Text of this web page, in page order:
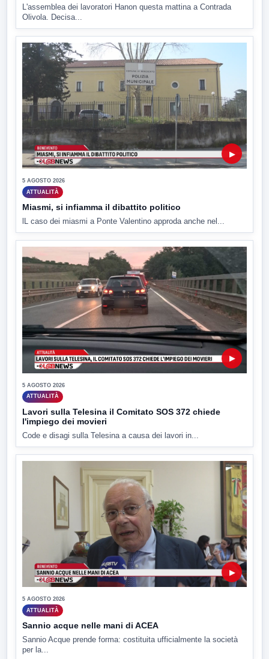
L'assemblea dei lavoratori Hanon questa mattina a Contrada
Olivola. Decisa...
▶
5 AGOSTO 2026
ATTUALITÀ
Miasmi, si infiamma il dibattito politico
lL caso dei miasmi a Ponte Valentino approda anche nel...
▶
5 AGOSTO 2026
ATTUALITÀ
Lavori sulla Telesina il Comitato SOS 372 chiede
l'impiego dei movieri
Code e disagi sulla Telesina a causa dei lavori in...
▶
5 AGOSTO 2026
ATTUALITÀ
Sannio acque nelle mani di ACEA
Sannio Acque prende forma: costituita ufficialmente la società
per la...